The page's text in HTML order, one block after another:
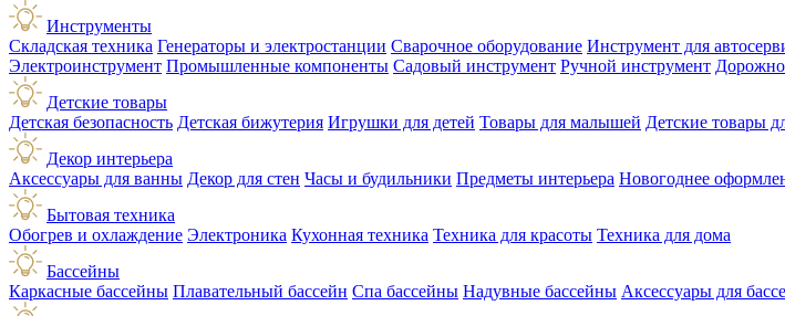
Инструменты
Складская техника Генераторы и электростанции Сварочное оборудование Инструмент для
Электроинструмент Промышленные компоненты Садовый инструмент Ручной инструмент
Детские товары
Детская безопасность Детская бижутерия Игрушки для детей Товары для малышей Детские товары
Декор интерьера
Аксессуары для ванны Декор для стен Часы и будильники Предметы интерьера Новогоднее
Бытовая техника
Обогрев и охлаждение Электроника Кухонная техника Техника для красоты Техника для дома
Бассейны
Каркасные бассейны Плавательный бассейн Спа бассейны Надувные бассейны Аксессуары для